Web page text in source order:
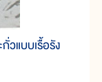
วแบบเรื้อรัง